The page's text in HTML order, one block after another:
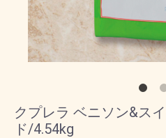
クプレラ ベニソン&ス
ド/4.54kg